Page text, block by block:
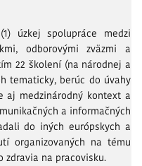
úzkej spolupráce medzi
odborovými zväzmi a
22 školení (na národnej a
tematicky, berúc do úvahy
aj medzinárodný kontext a
a informačných
do iných európskych a
organizovaných na tému
zdravia na pracovisku.